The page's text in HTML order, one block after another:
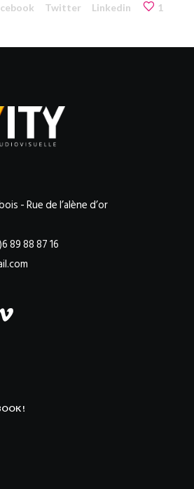
Twitter Linkedin 1
- Rue de l’alène d’or
89 88 87 16
!